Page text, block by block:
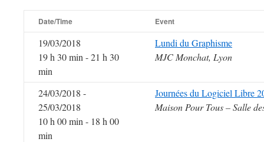
Date/Time Event
19/03/2018
19 h 30 min - 21 h 30
min
Lundi du Graphisme
MJC Monchat, Lyon
24/03/2018 -
25/03/2018
10 h 00 min - 18 h 00
min
Journées du Logiciel Libre
Maison Pour Tous – Salle